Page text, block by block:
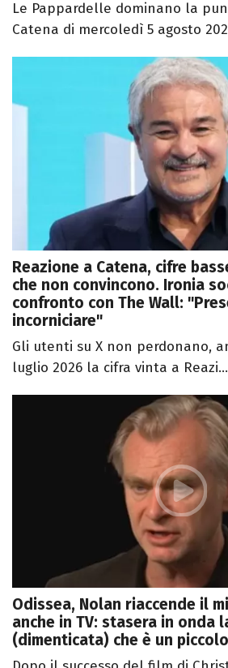
Le Pappardelle dominano la
Catena di mercoledì 5 agosto
Reazione a Catena, cifre
che non convincono. Ironia
confronto con The Wall:
incorniciare"
Gli utenti su X non perdonano,
luglio 2026 la cifra vinta a Reazi...
Odissea, Nolan riaccende il
anche in TV: stasera in onda
(dimenticata) che è un